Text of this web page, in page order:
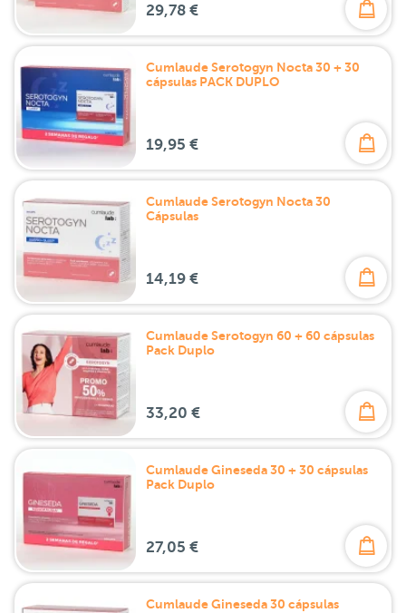
29,78 €
Cumlaude Serotogyn Nocta 30 + 30
cápsulas PACK DUPLO
19,95 €
Cumlaude Serotogyn Nocta 30
Cápsulas
14,19 €
Cumlaude Serotogyn 60 + 60 cápsulas
Pack Duplo
33,20 €
Cumlaude Gineseda 30 + 30 cápsulas
Pack Duplo
27,05 €
Cumlaude Gineseda 30 cápsulas